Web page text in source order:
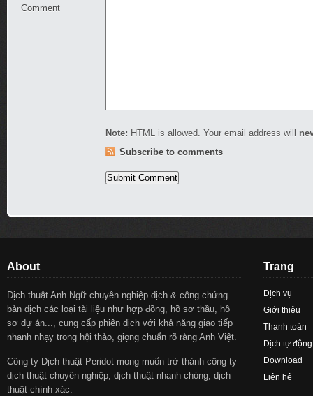
Comment
Note: HTML is allowed. Your email address will
Subscribe to comments
About
Dịch thuật Anh Ngữ chuyên nghiệp dịch & công chứng
bản dịch các loại tài liệu như hợp đồng, hồ sơ thầu, hồ
sơ dự án..., cung cấp phiên dịch với khả năng giao tiếp
nhanh nhạy trong hội thảo, giọng chuẩn rõ ràng Anh Việt.
Công ty Dịch thuật Peridot mong muốn trở thành công ty
dịch thuật chuyên nghiệp, dịch thuật nhanh chóng, dịch
thuật chính xác.
Trang
Dịch vụ
Giới thiệu
Thanh toán
Dịch tự động
Download
Liên hệ